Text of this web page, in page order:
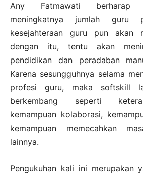
Any Fatmawati berharap
meningkatnya jumlah guru
kesejahteraan guru pun akan
dengan itu, tentu akan
pendidikan dan peradaban
Karena sesungguhnya selama
profesi guru, maka softskill
berkembang seperti
kemampuan kolaborasi,
kemampuan memecahkan
lainnya.
Pengukuhan kali ini merupakan